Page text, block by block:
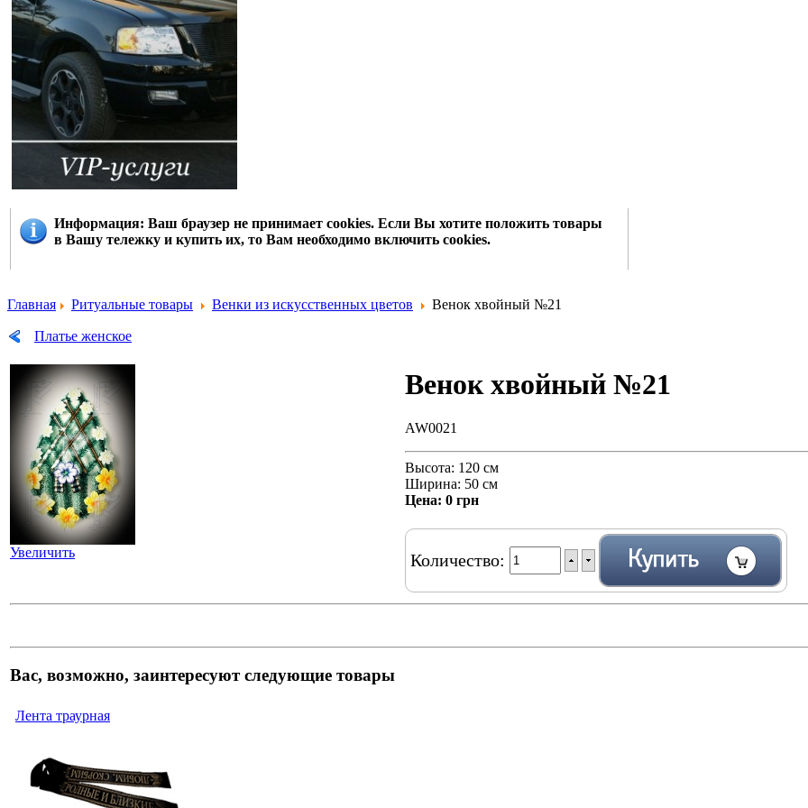
Информация: Ваш браузер не принимает cookies. Если Вы хотите положить товары
в Вашу тележку и купить их, то Вам необходимо включить cookies.
Главная Ритуальные товары Венки из искусственных цветов Венок хвойный №21
Платье женское
Увеличить
Венок хвойный №21
AW0021
Высота: 120 см
Ширина: 50 см
Цена: 0 грн
Количество:
Вас, возможно, заинтересуют следующие товары
Лента траурная